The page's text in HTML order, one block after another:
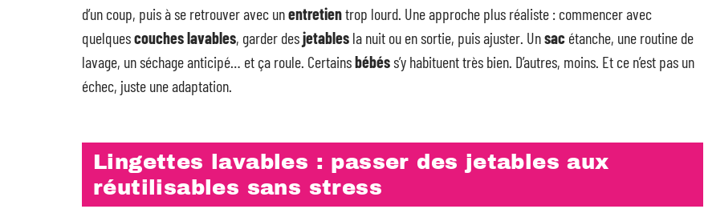
d’un coup, puis à se retrouver avec unentretientrop lourd. Une approche plus réaliste : commencer avec
quelquescouches lavables, garder desjetables la nuit ou en sortie, puis ajuster. Unsac étanche, une routine de
lavage, un séchage anticipé… et ça roule. Certainsbébéss’y habituent très bien. D’autres, moins. Et ce n’est pas un
échec, juste une adaptation.
Lingettes lavables : passer des jetables aux
réutilisables sans stress